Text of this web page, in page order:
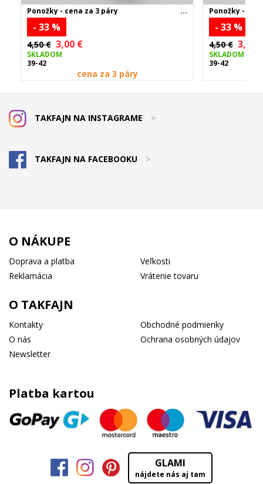
Ponožky - cena za 3 páry
- 33 %
4,50 € 3,00 €
SKLADOM
39-42
cena za 3 páry
Ponožky - 3
- 33 %
4,50 € 3,00
SKLADOM
39-42
TAKFAJN NA INSTAGRAME >
TAKFAJN NA FACEBOOKU >
O NÁKUPE
Doprava a platba
Veľkosti
Reklamácia
Vrátenie tovaru
O TAKFAJN
Kontakty
Obchodné podmienky
O nás
Ochrana osobných údajov
Newsletter
Platba kartou
GLAMI
nájdete nás aj tam